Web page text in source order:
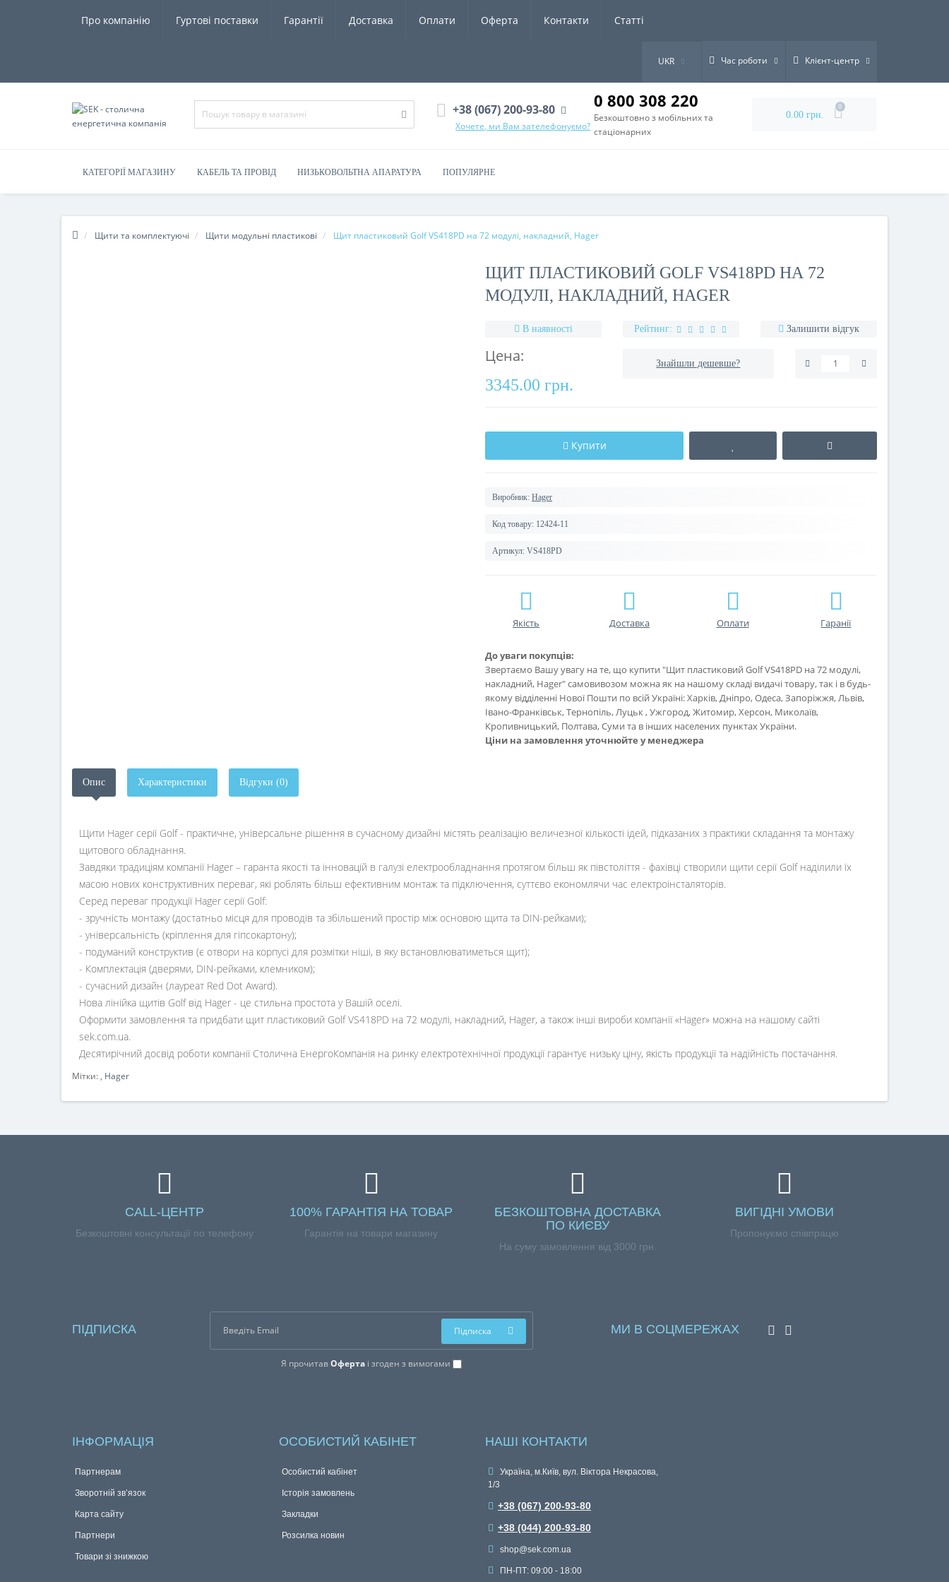
Про компанію Гуртові поставки Гарантії Доставка Оплати Оферта Контакти Статті
UKR Час роботи Клієнт-центр
+38 (067) 200-93-80
Хочете, ми Вам зателефонуємо?
0 800 308 220
Безкоштовно з мобільних та
стаціонарних
0.00 грн.
0
КАТЕГОРІЇ МАГАЗИНУ КАБЕЛЬ ТА ПРОВІД НИЗЬКОВОЛЬТНА АПАРАТУРА ПОПУЛЯРНЕ
Щити та комплектуючі Щити модульні пластикові Щит пластиковий Golf VS418PD на 72 модулі, накладний, Hager
ЩИТ ПЛАСТИКОВИЙ GOLF VS418PD НА 72
МОДУЛІ, НАКЛАДНИЙ, HAGER
В наявності Рейтинг: Залишити відгук
Цена:
3345.00 грн.
Знайшли дешевше?
Купити
Виробник: Hager
Код товару: 12424-11
Артикул: VS418PD
Якість Доставка Оплати Гаранії
До уваги покупців:
Звертаємо Вашу увагу на те, що купити "Щит пластиковий Golf VS418PD на 72 модулі,
накладний, Hager" самовивозом можна як на нашому складі видачі товару, так і в будь-
якому відділенні Нової Пошти по всій Україні: Харків, Дніпро, Одеса, Запоріжжя, Львів,
Івано-Франківськ, Тернопіль, Луцьк , Ужгород, Житомир, Херсон, Миколаїв,
Кропивницький, Полтава, Суми та в інших населених пунктах України.
Ціни на замовлення уточнюйте у менеджера
Опис Характеристики Відгуки (0)
Щити Hager серії Golf - практичне, універсальне рішення в сучасному дизайні містять реалізацію величезної кількості ідей, підказаних з практики складання та монтажу
щитового обладнання.
Завдяки традиціям компанії Hager – гаранта якості та інновацій в галузі електрообладнання протягом більш як півстоліття - фахівці створили щити серії Golf наділили їх
масою нових конструктивних переваг, які роблять більш ефективним монтаж та підключення, суттєво економлячи час електроінсталяторів.
Серед переваг продукції Hager серії Golf:
- зручність монтажу (достатньо місця для проводів та збільшений простір між основою щита та DIN-рейками);
- універсальність (кріплення для гіпсокартону);
- подуманий конструктив (є отвори на корпусі для розмітки ніші, в яку встановлюватиметься щит);
- Комплектація (дверями, DIN-рейками, клемником);
- сучасний дизайн (лауреат Red Dot Award).
Нова лінійка щитів Golf від Hager - це стильна простота у Вашій оселі.
Оформити замовлення та придбати щит пластиковий Golf VS418PD на 72 модулі, накладний, Hager, а також інші вироби компанії «Hager» можна на нашому сайті
sek.com.ua.
Десятирічний досвід роботи компанії Столична ЕнергоКомпанія на ринку електротехнічної продукції гарантує низьку ціну, якість продукції та надійність постачання.
Мітки: , Hager
CALL-ЦЕНТР
Безкоштовні консультації по телефону
100% ГАРАНТІЯ НА ТОВАР
Гарантія на товари магазину
БЕЗКОШТОВНА ДОСТАВКА
ПО КИЄВУ
На суму замовлення від 3000 грн.
ВИГІДНІ УМОВИ
Пропонуємо співпрацю
ПІДПИСКА
Я прочитавОфертаі згоден з вимогами
Підписка МИ В СОЦМЕРЕЖАХ
ІНФОРМАЦІЯ
Партнерам
Зворотній зв’язок
Карта сайту
Партнери
Товари зі знижкою
ОСОБИСТИЙ КАБІНЕТ
Особистий кабінет
Історія замовлень
Закладки
Розсилка новин
НАШІ КОНТАКТИ
Україна, м.Київ, вул. Віктора Некрасова,
1/3
+38 (067) 200-93-80
+38 (044) 200-93-80
shop@sek.com.ua
ПН-ПТ: 09:00 - 18:00